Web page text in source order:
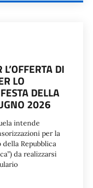
DI
LO
DELLA
2026
intende
per la
della Repubblica
da realizzarsi